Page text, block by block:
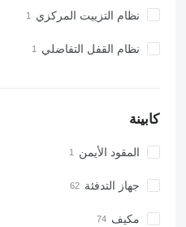
نظام التزييت المركزي
نظام القفل التفاضلي
كابينة
المقود الأيمن
جهاز التدفئة
مكيف